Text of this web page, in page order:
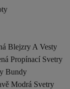
Blejzry A Vesty
Propínací Svetry
Bundy
Modrá Svetry